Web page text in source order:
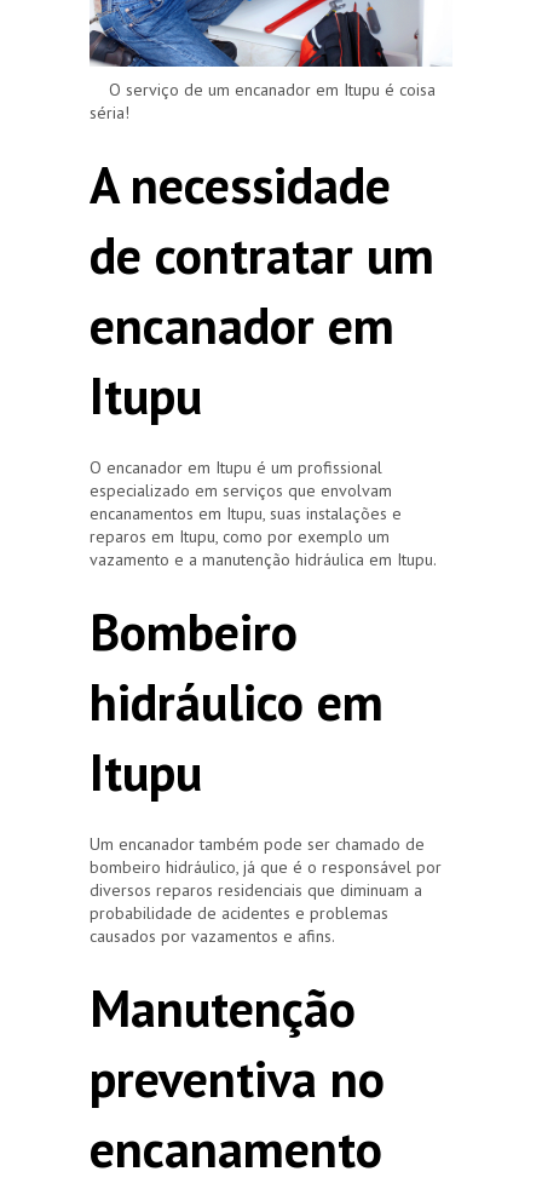
O serviço de um encanador em Itupu é coisa
séria!
A necessidade
de contratar um
encanador em
Itupu
O encanador em Itupu é um profissional
especializado em serviços que envolvam
encanamentos em Itupu, suas instalações e
reparos em Itupu, como por exemplo um
vazamento e a manutenção hidráulica em Itupu.
Bombeiro
hidráulico em
Itupu
Um encanador também pode ser chamado de
bombeiro hidráulico, já que é o responsável por
diversos reparos residenciais que diminuam a
probabilidade de acidentes e problemas
causados por vazamentos e afins.
Manutenção
preventiva no
encanamento